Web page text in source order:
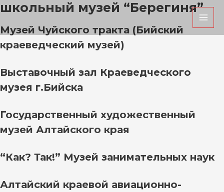
Перейти
содержимому
школьный музей “Берегиня”
Музей Чуйского тракта (Бийский
краеведческий музей)
Выставочный зал Краеведческого
музея г.Бийска
Государственный художественный
музей Алтайского края
“Как? Так!” Музей занимательных наук
Алтайский краевой авиационно-